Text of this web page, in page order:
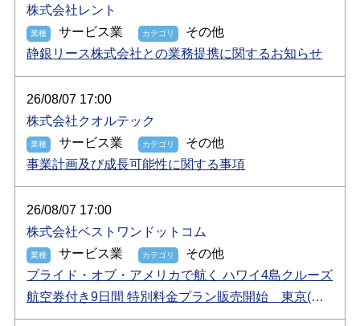
株式会社レント
サービス業
その他
静銀リース株式会社との業務提携に関するお知らせ
26/08/07 17:00
株式会社クオルテック
サービス業
その他
事業計画及び成長可能性に関する事項
26/08/07 17:00
株式会社ベストワンドットコム
サービス業
その他
プライド・オブ・アメリカで航く ハワイ4島クルーズ
航空券付き9日間 特別料金プラン販売開始 東京(成
田・羽田)発着349,000円～